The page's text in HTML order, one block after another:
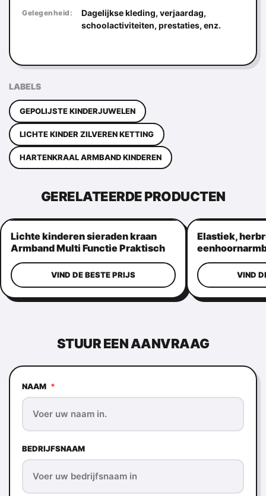
Gelegenheid:
Dagelijkse kleding, verjaardag,
schoolactiviteiten, prestaties, enz.
LABELS
GEPOLIJSTE KINDERJUWELEN
LICHTE KINDER ZILVEREN KETTING
HARTENKRAAL ARMBAND KINDEREN
GERELATEERDE PRODUCTEN
Lichte kinderen sieraden kraan
Armband Multi Functie Praktisch
VIND DE BESTE PRIJS
Elastiek,
VIND
STUUR EEN AANVRAAG
NAAM *
BEDRIJFSNAAM